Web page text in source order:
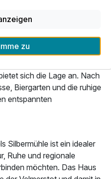
zu Spaziergängen und
durch die von Höhen,
Landschaft des
sich die Lage an. Nach
Biergarten und die ruhige
entspannten
Silbermühle ist ein idealer
Ruhe und regionale
möchten. Das Haus
zu